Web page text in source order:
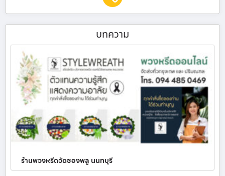
บทความ
ร้านพวงหรีดวัดซองพลู นนทบุรี